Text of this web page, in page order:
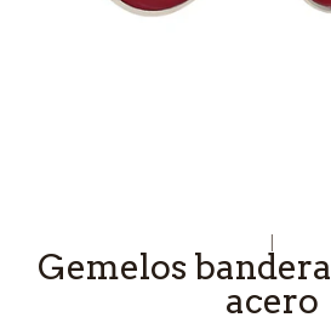
|
Gemelos
acero